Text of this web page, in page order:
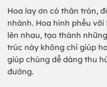
Hoa lay ơn có thân tròn,
nhánh. Hoa hình phễu
lên nhau, tạo thành
trúc này không chỉ giúp
giúp chúng dễ dàng thu
đường.